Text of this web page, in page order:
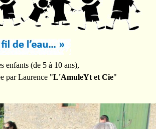
enfants (de 5 à 10 ans),
par Laurence "L'AmuleYt et Cie"